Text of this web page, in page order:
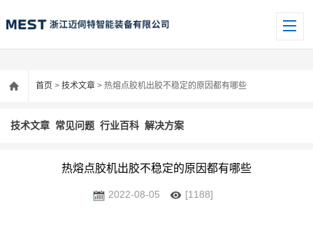
首页 > 技术文章 > 热熔点胶机出胶不稳定的原因都有哪些
技术文章 常见问题 行业百科 解决方案
热熔点胶机出胶不稳定的原因都有哪些
2022-08-05 [1188]